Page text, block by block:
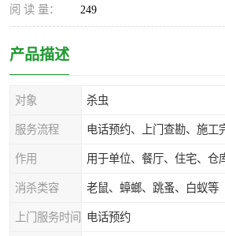
阅 读 量： 249
产品描述
对象 杀虫
服务流程 电话预约、上门查勘、施工
作用 用于单位、餐厅、住宅、仓
消杀类容 老鼠、蟑螂、跳蚤、白蚁等
上门服务时间 电话预约